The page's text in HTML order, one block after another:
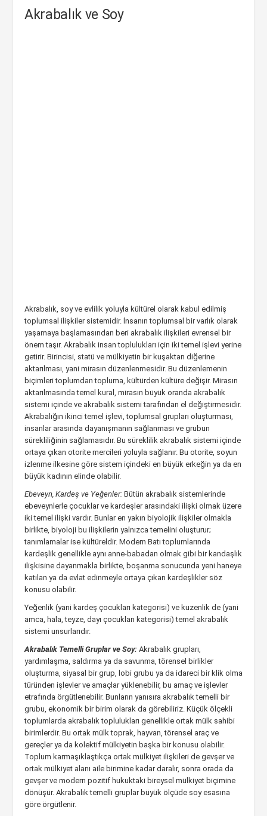
Akrabalık ve Soy
Akrabalık, soy ve evlilik yoluyla kültürel olarak kabul edilmiş
toplumsal ilişkiler sistemidir. İnsanın toplumsal bir varlık olarak
yaşamaya başlamasından beri akrabalık ilişkileri evrensel bir
önem taşır. Akrabalık insan toplulukları için iki temel işlevi yerine
getirir. Birincisi, statü ve mülkiyetin bir kuşaktan diğerine
aktarılması, yani mirasın düzenlenmesidir. Bu düzenlemenin
biçimleri toplumdan topluma, kültürden kültüre değişir. Mirasın
aktarılmasında temel kural, mirasın büyük oranda akrabalık
sistemi içinde ve akrabalık sistemi tarafından el değiştirmesidir.
Akrabalığın ikinci temel işlevi, toplumsal grupları oluşturması,
insanlar arasında dayanışmanın sağlanması ve grubun
sürekliliğinin sağlamasıdır. Bu süreklilik akrabalık sistemi içinde
ortaya çıkan otorite mercileri yoluyla sağlanır. Bu otorite, soyun
izlenme ilkesine göre sistem içindeki en büyük erkeğin ya da en
büyük kadının elinde olabilir.
Ebeveyn, Kardeş ve Yeğenler: Bütün akrabalık sistemlerinde
ebeveynlerle çocuklar ve kardeşler arasındaki ilişki olmak üzere
iki temel ilişki vardır. Bunlar en yakın biyolojik ilişkiler olmakla
birlikte, biyoloji bu ilişkilerin yalnızca temelini oluşturur;
tanımlamalar ise kültüreldir. Modern Batı toplumlarında
kardeşlik genellikle aynı anne-babadan olmak gibi bir kandaşlık
ilişkisine dayanmakla birlikte, boşanma sonucunda yeni haneye
katılan ya da evlat edinmeyle ortaya çıkan kardeşlikler söz
konusu olabilir.
Yeğenlik (yani kardeş çocukları kategorisi) ve kuzenlik de (yani
amca, hala, teyze, dayı çocukları kategorisi) temel akrabalık
sistemi unsurlarıdır.
Akrabalık Temelli Gruplar ve Soy: Akrabalık grupları,
yardımlaşma, saldırma ya da savunma, törensel birlikler
oluşturma, siyasal bir grup, lobi grubu ya da idareci bir klik olma
türünden işlevler ve amaçlar yüklenebilir, bu amaç ve işlevler
etrafında örgütlenebilir. Bunların yanısıra akrabalık temelli bir
grubu, ekonomik bir birim olarak da görebiliriz. Küçük ölçekli
toplumlarda akrabalık toplulukları genellikle ortak mülk sahibi
birimlerdir. Bu ortak mülk toprak, hayvan, törensel araç ve
gereçler ya da kolektif mülkiyetin başka bir konusu olabilir.
Toplum karmaşıklaştıkça ortak mülkiyet ilişkileri de gevşer ve
ortak mülkiyet alanı aile birimine kadar daralır, sonra orada da
gevşer ve modern pozitif hukuktaki bireysel mülkiyet biçimine
dönüşür. Akrabalık temelli gruplar büyük ölçüde soy esasına
göre örgütlenir.